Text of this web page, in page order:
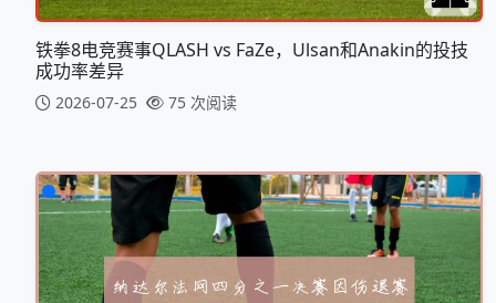
铁拳8电竞赛事QLASH vs FaZe，Ulsan和Anakin的投技
成功率差异
2026-07-25 75 次阅读